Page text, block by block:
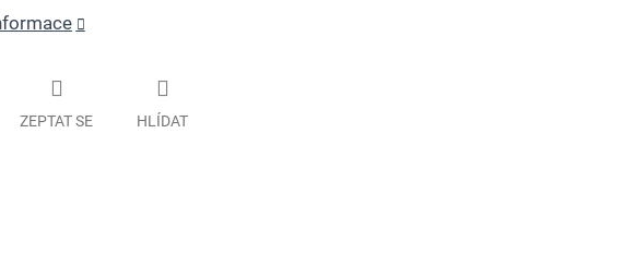
ZEPTAT SE HLÍDAT